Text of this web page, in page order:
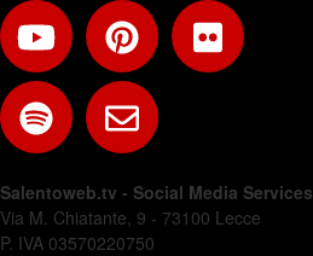
Salentoweb.tv - Social Media Services
Via M. Chiatante, 9 - 73100 Lecce
P. IVA 03570220750